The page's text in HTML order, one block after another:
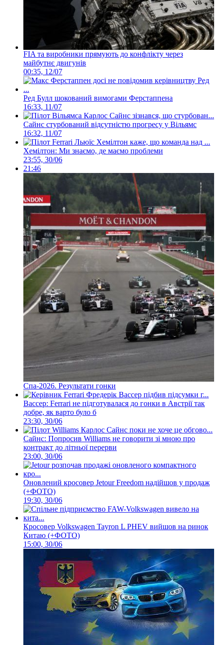
FIA та виробники прямують до конфлікту через
майбутнє двигунів
00:35, 12/07
Ред Булл шокований вимогами Ферстаппена
16:33, 11/07
Сайнс стурбований відсутністю прогресу у Вільямс
16:32, 11/07
Хемілтон: Ми знаємо, де маємо проблеми
23:55, 30/06
21:46
Спа-2026. Результати гонки
Вассер: Ferrari не підготувалася до гонки в Австрії так
добре, як варто було б
23:30, 30/06
Сайнс: Попросив Williams не говорити зі мною про
контракт до літньої перерви
23:00, 30/06
Оновлений кросовер Jetour Freedom надійшов у продаж
(+ФОТО)
19:30, 30/06
Кросовер Volkswagen Tayron L PHEV вийшов на ринок
Китаю (+ФОТО)
15:00, 30/06